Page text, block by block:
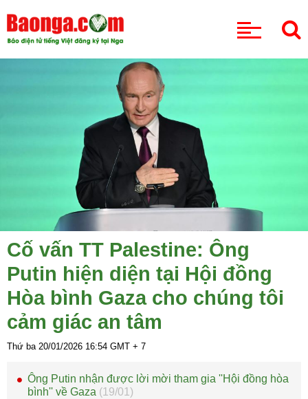
Cố vấn TT Palestine: Ông
Putin hiện diện tại Hội đồng
Hòa bình Gaza cho chúng tôi
cảm giác an tâm
Thứ ba 20/01/2026 16:54 GMT + 7
Ông Putin nhận được lời mời tham gia ''Hội đồng hòa
bình'' về Gaza (19/01)